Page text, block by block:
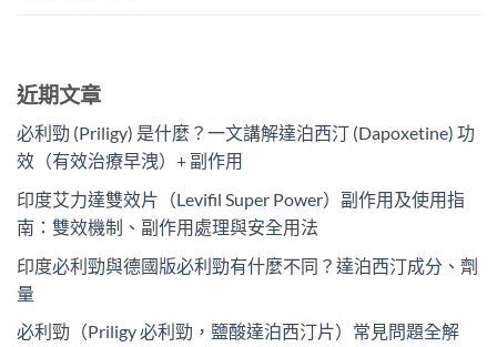
近期文章
必利勁 (Priligy) 是什麼？一文講解達泊西汀 (Dapoxetine) 功
效（有效治療早洩）+ 副作用
印度艾力達雙效片（Levifil Super Power）副作用及使用指
南：雙效機制、副作用處理與安全用法
印度必利勁與德國版必利勁有什麼不同？達泊西汀成分、劑
量
必利勁（Priligy 必利勁，鹽酸達泊西汀片）常見問題全解